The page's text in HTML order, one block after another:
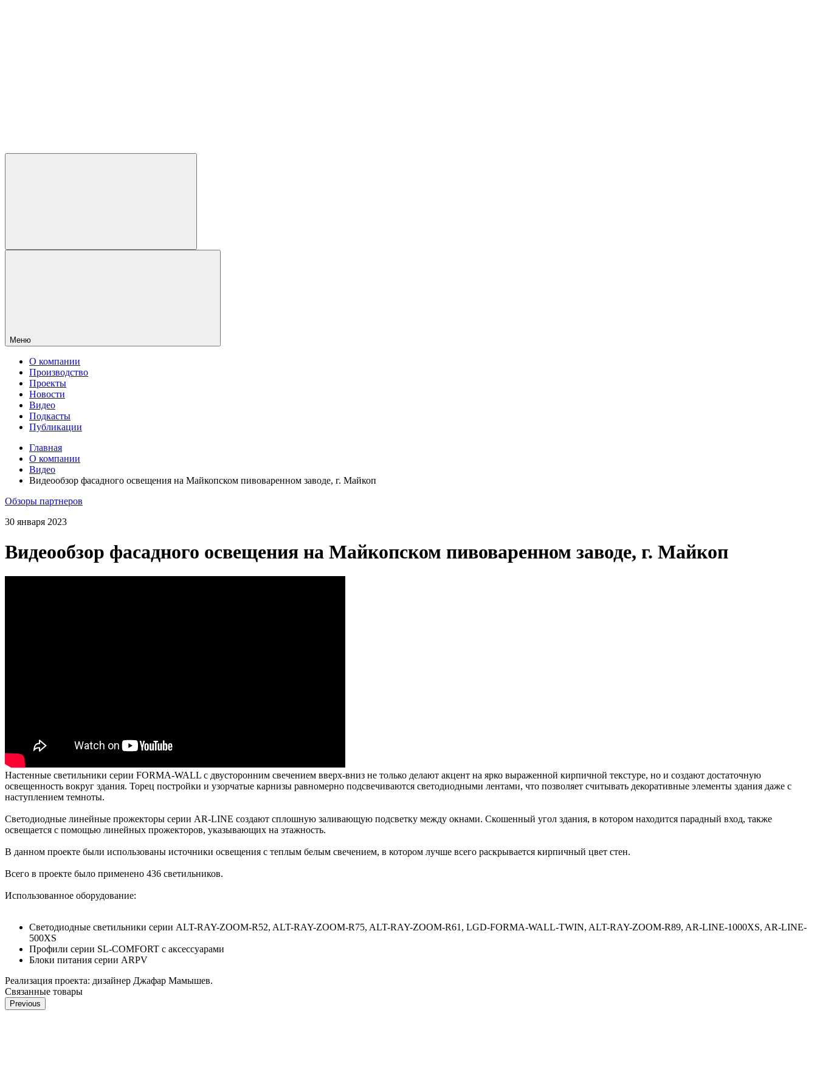
Меню
О компании
Производство
Проекты
Новости
Видео
Подкасты
Публикации
Главная
О компании
Видео
Видеообзор фасадного освещения на Майкопском пивоваренном заводе, г. Майкоп
Обзоры партнеров
30 января 2023
Видеообзор фасадного освещения на Майкопском пивоваренном заводе, г. Майкоп
Настенные светильники серии FORMA-WALL с двусторонним свечением вверх-вниз не только делают акцент на ярко выраженной кирпичной текстуре, но и создают достаточную
освещенность вокруг здания. Торец постройки и узорчатые карнизы равномерно подсвечиваются светодиодными лентами, что позволяет считывать декоративные элементы здания даже с
наступлением темноты.
Светодиодные линейные прожекторы серии AR-LINE создают сплошную заливающую подсветку между окнами. Скошенный угол здания, в котором находится парадный вход, также
освещается с помощью линейных прожекторов, указывающих на этажность.
В данном проекте были использованы источники освещения с теплым белым свечением, в котором лучше всего раскрывается кирпичный цвет стен.
Всего в проекте было применено 436 светильников.
Использованное оборудование:
Светодиодные светильники серии ALT-RAY-ZOOM-R52, ALT-RAY-ZOOM-R75, ALT-RAY-ZOOM-R61, LGD-FORMA-WALL-TWIN, ALT-RAY-ZOOM-R89, AR-LINE-1000XS, AR-LINE-
500XS
Профили серии SL-COMFORT с аксессуарами
Блоки питания серии ARPV
Реализация проекта: дизайнер Джафар Мамышев.
Связанные товары
Previous